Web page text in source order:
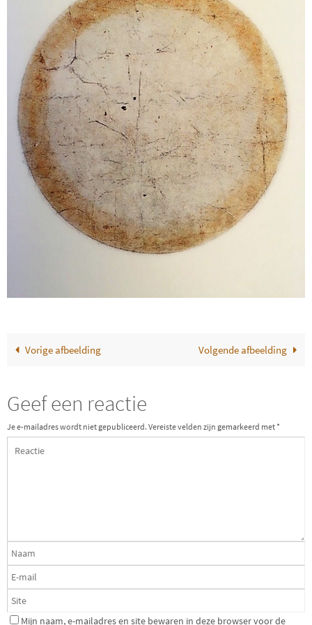
Vorige afbeelding Volgende afbeelding
Geef een reactie
Je e-mailadres wordt niet gepubliceerd. Vereiste velden zijn gemarkeerd met *
Mijn naam, e-mailadres en site bewaren in deze browser voor de